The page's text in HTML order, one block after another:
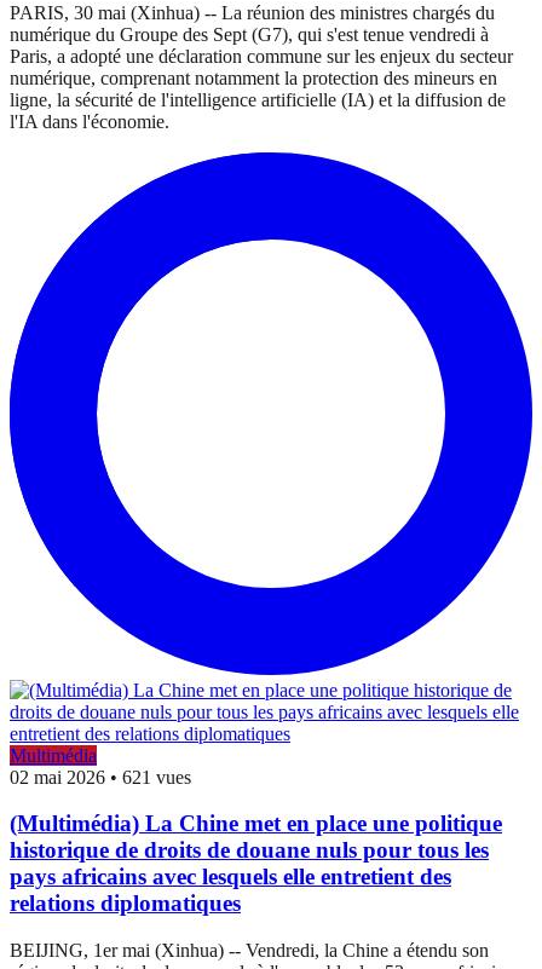
PARIS, 30 mai (Xinhua) -- La réunion des ministres chargés du
numérique du Groupe des Sept (G7), qui s'est tenue vendredi à
Paris, a adopté une déclaration commune sur les enjeux du secteur
numérique, comprenant notamment la protection des mineurs en
ligne, la sécurité de l'intelligence artificielle (IA) et la diffusion de
l'IA dans l'économie.
Multimédia
02 mai 2026 • 621 vues
(Multimédia) La Chine met en place une politique
historique de droits de douane nuls pour tous les
pays africains avec lesquels elle entretient des
relations diplomatiques
BEIJING, 1er mai (Xinhua) -- Vendredi, la Chine a étendu son